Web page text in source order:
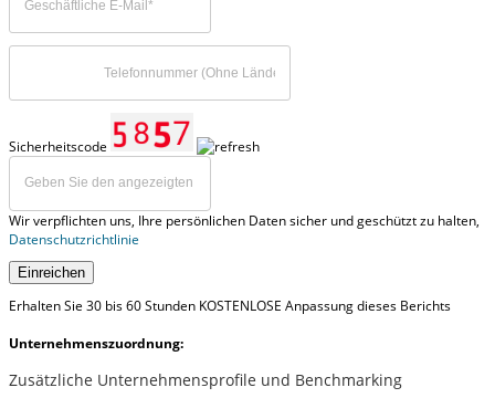
Sicherheitscode
Wir verpflichten uns, Ihre persönlichen Daten sicher und geschützt zu halten,
Datenschutzrichtlinie
Einreichen
Erhalten Sie 30 bis 60 Stunden KOSTENLOSE Anpassung dieses Berichts
Unternehmenszuordnung:
Zusätzliche Unternehmensprofile und Benchmarking